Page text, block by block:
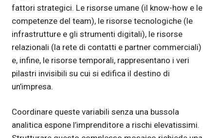
fattori strategici. Le risorse umane (il know-how e le
competenze del team), le risorse tecnologiche (le
infrastrutture e gli strumenti digitali), le risorse
relazionali (la rete di contatti e partner commerciali)
e, infine, le risorse temporali, rappresentano i veri
pilastri invisibili su cui si edifica il destino di
un’impresa.
Coordinare queste variabili senza una bussola
analitica espone l’imprenditore a rischi elevatissimi.